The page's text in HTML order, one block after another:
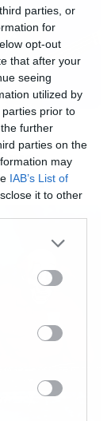
parties, or
for
opt-out
that after your
seeing
utilized by
prior to
further
parties on the
may
IAB’s List of
it to other
more Google
may click to
party tags to
below Google
Billboard,
Telepathy
Το
νέα
του